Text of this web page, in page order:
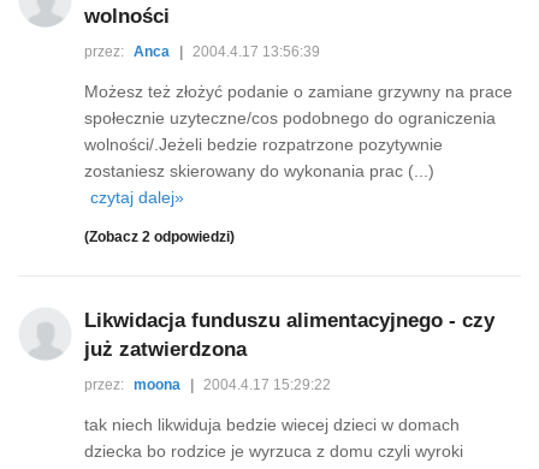
wolności
przez: Anca 2004.4.17 13:56:39
Możesz też złożyć podanie o zamiane grzywny na prace
społecznie uzyteczne/cos podobnego do ograniczenia
wolności/.Jeżeli bedzie rozpatrzone pozytywnie
zostaniesz skierowany do wykonania prac (...)
czytaj dalej»
(Zobacz 2 odpowiedzi)
Likwidacja funduszu alimentacyjnego - czy
już zatwierdzona
przez: moona 2004.4.17 15:29:22
tak niech likwiduja bedzie wiecej dzieci w domach
dziecka bo rodzice je wyrzuca z domu czyli wyroki